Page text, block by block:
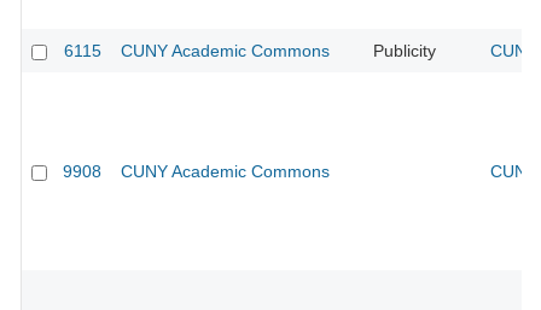
6115 CUNY Academic Commons Publicity
9908 CUNY Academic Commons